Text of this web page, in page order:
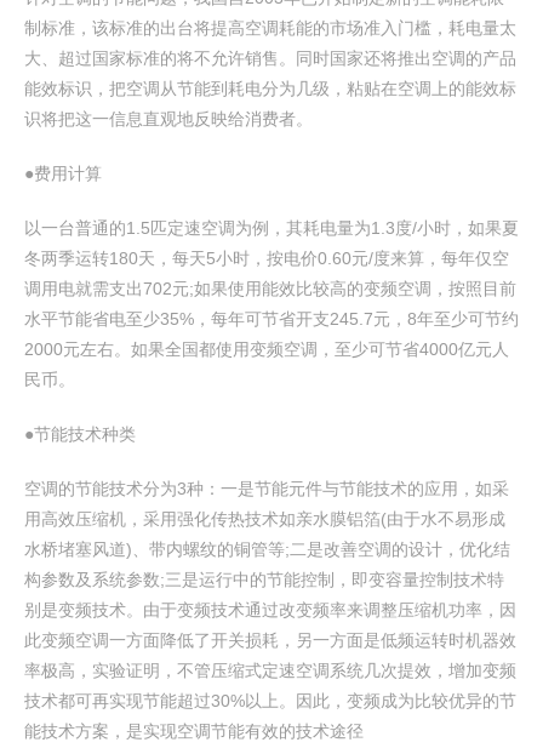
制标准，该标准的出台将提高空调耗能的市场准入门槛，耗电量太
大、超过国家标准的将不允许销售。同时国家还将推出空调的产品
能效标识，把空调从节能到耗电分为几级，粘贴在空调上的能效标
识将把这一信息直观地反映给消费者。
●费用计算
以一台普通的1.5匹定速空调为例，其耗电量为1.3度/小时，如果夏
冬两季运转180天，每天5小时，按电价0.60元/度来算，每年仅空
调用电就需支出702元;如果使用能效比较高的变频空调，按照目前
水平节能省电至少35%，每年可节省开支245.7元，8年至少可节约
2000元左右。如果全国都使用变频空调，至少可节省4000亿元人
民币。
●节能技术种类
空调的节能技术分为3种：一是节能元件与节能技术的应用，如采
用高效压缩机，采用强化传热技术如亲水膜铝箔(由于水不易形成
水桥堵塞风道)、带内螺纹的铜管等;二是改善空调的设计，优化结
构参数及系统参数;三是运行中的节能控制，即变容量控制技术特
别是变频技术。由于变频技术通过改变频率来调整压缩机功率，因
此变频空调一方面降低了开关损耗，另一方面是低频运转时机器效
率极高，实验证明，不管压缩式定速空调系统几次提效，增加变频
技术都可再实现节能超过30%以上。因此，变频成为比较优异的节
能技术方案，是实现空调节能有效的技术途径